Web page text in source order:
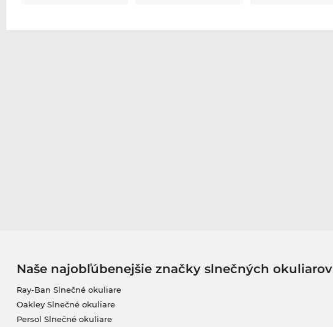
Naše najobľúbenejšie značky slnečných okuliarov
Ray-Ban Slnečné okuliare
Oakley Slnečné okuliare
Persol Slnečné okuliare